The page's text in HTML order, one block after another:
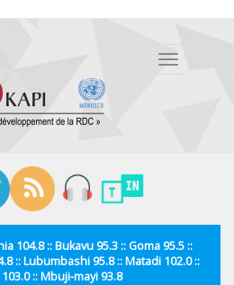
Toggle
104.8 :: Bukavu 95.3 :: Goma 95.5 ::
:: Lubumbashi 95.8 :: Matadi 102.0 ::
:: Mbuji-mayi 93.8